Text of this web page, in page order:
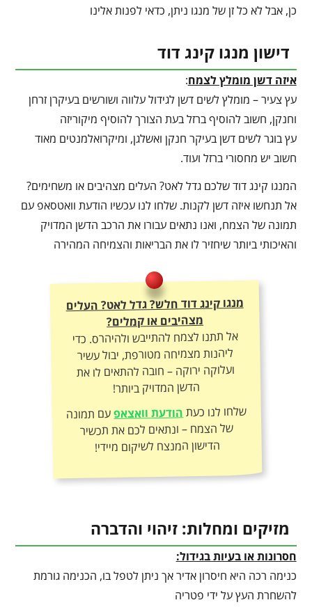
כן, אבל לא כל זן של מנגו ניתן, כדאי לפנות אלינו
דישון מנגו קינג דוד
איזה דשן מומלץ לצמח:
עץ צעיר – מומלץ לשים דשן לגידול עלווה ושורשים בעיקרן זרחן
וחנקן, חשוב להוסיף ברזל בעת הצורך להוסיף מיקוריזה
עץ בוגר לשים דשן בעיקר חנקן ואשלגן, ומיקרואלמנטים מאוד
חשוב יש מחסורי ברזל ועוד.
המנגו קינג דוד שלכם גדל לאט? העלים מצהיבים או משחימים?
אל תנחשו איזה דשן לקנות. שלחו לנו עכשיו הודעת וואטסאפ עם
תמונה של הצמח, ואנו נתאים עבורו את הרכב הדשן המדויק
והאיכותי ביותר שיחזיר לו את הבריאות והצמיחה המהירה
מנגו קינג דוד חלש? גדל לאט? העלים
מצהיבים או קמלים?
אל תתנו לצמח להתייבש ולהיהרס. כדי
ליהנות מצמיחה מטורפת, יבול עשיר
ועלוקה ירוקה – חובה להתאים לו את
הדשן המדויק ביותר!
שלחו לנו כעתהודעת וואצאפעם תמונה
של הצמח – ונתאים לכם את תכשיר
הדישון המנצח לשיקום מיידי!
מזיקים ומחלות: זיהוי והדברה
חסרונות או בעיות בגידול:
כנימה רכה היא חיסרון אדיר אך ניתן לטפל בו, הכנימה גורמת
להשחרת העץ על ידי פטריה